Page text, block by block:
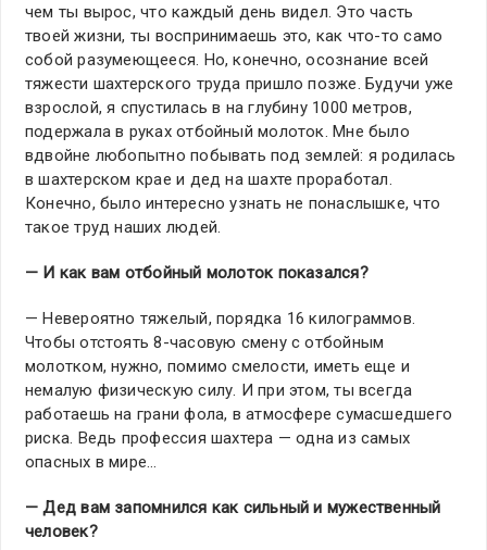
чем ты вырос, что каждый день видел. Это часть
твоей жизни, ты воспринимаешь это, как что-то само
собой разумеющееся. Но, конечно, осознание всей
тяжести шахтерского труда пришло позже. Будучи уже
взрослой, я спустилась в на глубину 1000 метров,
подержала в руках отбойный молоток. Мне было
вдвойне любопытно побывать под землей: я родилась
в шахтерском крае и дед на шахте проработал.
Конечно, было интересно узнать не понаслышке, что
такое труд наших людей.
— И как вам отбойный молоток показался?
— Невероятно тяжелый, порядка 16 килограммов.
Чтобы отстоять 8-часовую смену с отбойным
молотком, нужно, помимо смелости, иметь еще и
немалую физическую силу. И при этом, ты всегда
работаешь на грани фола, в атмосфере сумасшедшего
риска. Ведь профессия шахтера — одна из самых
опасных в мире…
— Дед вам запомнился как сильный и мужественный
человек?